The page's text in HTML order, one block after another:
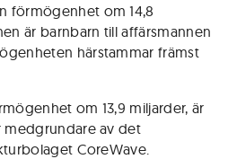
förmögenhet om 14,8
är barnbarn till affärsmannen
härstammar främst
om 13,9 miljarder, är
medgrundare av det
CoreWave.